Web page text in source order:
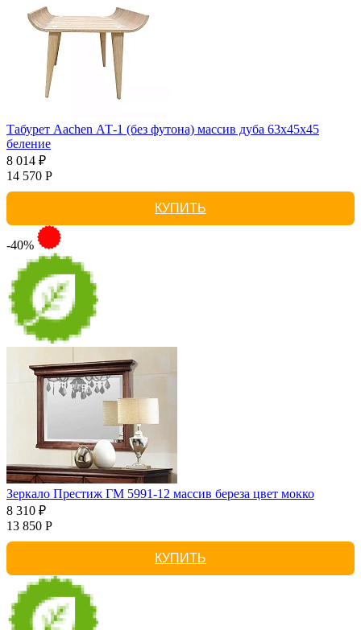
Табурет Aachen АТ-1 (без футона) массив дуба 63х45х45
беление
8 014 ₽
14 570 Р
КУПИТЬ
-40%
Зеркало Престиж ГМ 5991-12 массив береза цвет мокко
8 310 ₽
13 850 Р
КУПИТЬ